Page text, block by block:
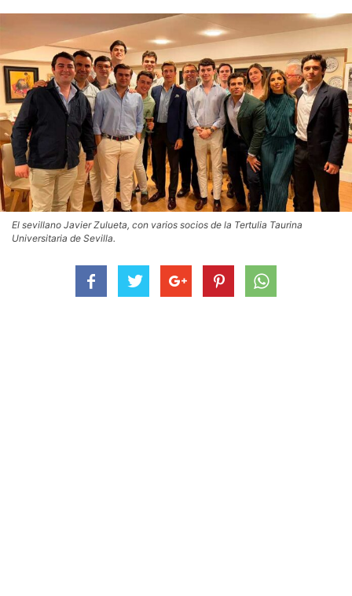
El sevillano Javier Zulueta, con varios socios de la Tertulia Taurina
Universitaria de Sevilla.